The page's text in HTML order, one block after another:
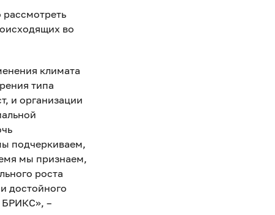
во
климата
типа
и организации
подчеркиваем,
мы признаем,
роста
достойного
БРИКС», –